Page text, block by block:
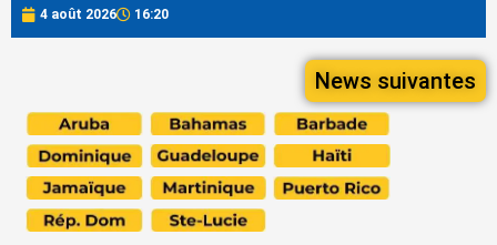
4 août 2026 16:20
News suivantes